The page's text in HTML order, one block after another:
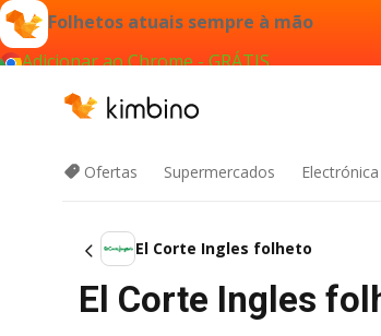
Folhetos atuais sempre à mão
Adicionar ao Chrome - GRÁTIS
Ofertas Supermercados Electrónica
El Corte Ingles folheto
El Corte Ingles